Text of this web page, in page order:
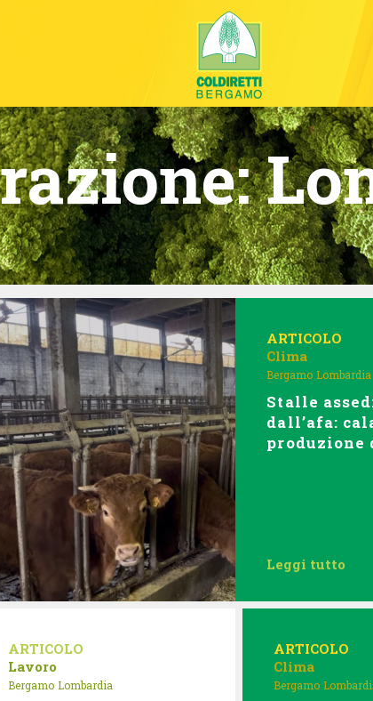
ARTICOLO
Clima
Bergamo Lombardia
Stalle
dall’afa:
produzione
Leggi tutto
ARTICOLO
Lavoro
Bergamo Lombardia
ARTICOLO
Clima
Bergamo